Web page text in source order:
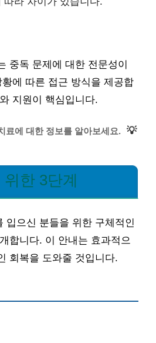
중독 문제에 대한 전문성이
에 따른 접근 방식을 제공합
지원이 핵심입니다.
료에 대한 정보를 알아보세요. 💡
한 3단계
입으신 분들을 위한 구체적인
합니다. 이 안내는 효과적으
회복을 도와줄 것입니다.